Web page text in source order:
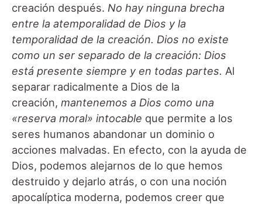
creación después. No hay ninguna brecha
entre la atemporalidad de Dios y la
temporalidad de la creación. Dios no existe
como un ser separado de la creación: Dios
está presente siempre y en todas partes. Al
separar radicalmente a Dios de la
creación, mantenemos a Dios como una
«reserva moral» intocable que permite a los
seres humanos abandonar un dominio o
acciones malvadas. En efecto, con la ayuda de
Dios, podemos alejarnos de lo que hemos
destruido y dejarlo atrás, o con una noción
apocalíptica moderna, podemos creer que